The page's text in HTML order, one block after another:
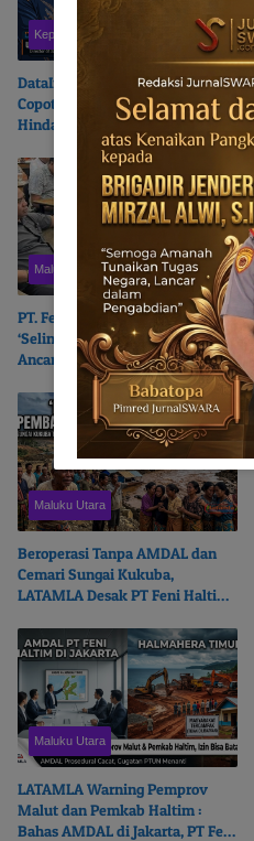
Kepulauan Sula
DataIndo Desak Bupati Sula
Copot Inspektur Kamarudin |
Hindari ‘Lemong Suanggi Awasi
Lemong Suanggi’
Maluku Utara
PT. Feni Haltim – Pemkab Haltim
‘Selingkuh’? | SEMMI MALUT
Ancam Polisikan Sekda Ricky
Chairul Richfat
Maluku Utara
Beroperasi Tanpa AMDAL dan
Cemari Sungai Kukuba,
LATAMLA Desak PT Feni Haltim
Maluku Utara
LATAMLA Warning Pemprov
Malut dan Pemkab Haltim :
Bahas AMDAL di Jakarta, PT Feni